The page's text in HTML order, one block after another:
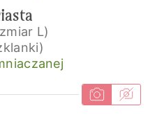
L)